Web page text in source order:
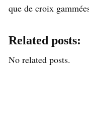
que de croix
Related posts:
No related posts.